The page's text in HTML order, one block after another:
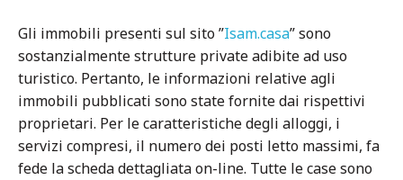
Gli immobili presenti sul sito ”Isam.casa” sono
sostanzialmente strutture private adibite ad uso
turistico. Pertanto, le informazioni relative agli
immobili pubblicati sono state fornite dai rispettivi
proprietari. Per le caratteristiche degli alloggi, i
servizi compresi, il numero dei posti letto massimi, fa
fede la scheda dettagliata on-line. Tutte le case sono